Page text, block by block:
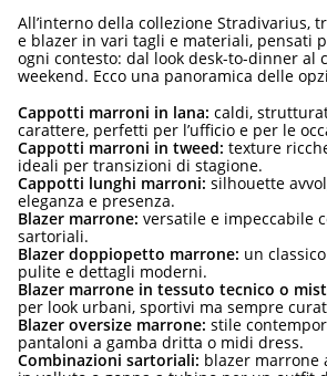
All’interno della collezione Stradivarius,
e blazer in vari tagli e materiali, pensati
ogni contesto: dal look desk-to-dinner al
weekend. Ecco una panoramica delle
Cappotti marroni in lana: caldi,
carattere, perfetti per l’ufficio e per le
Cappotti marroni in tweed: texture
ideali per transizioni di stagione.
Cappotti lunghi marroni: silhouette
eleganza e presenza.
Blazer marrone: versatile e impeccabile
sartoriali.
Blazer doppiopetto marrone: un
pulite e dettagli moderni.
Blazer marrone in tessuto tecnico o
per look urbani, sportivi ma sempre
Blazer oversize marrone: stile
pantaloni a gamba dritta o midi dress.
Combinazioni sartoriali: blazer marrone